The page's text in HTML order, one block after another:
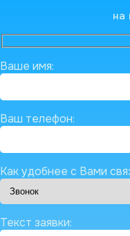
на
Ваше имя:
Ваш телефон:
Как удобнее с Вами
Текст заявки: